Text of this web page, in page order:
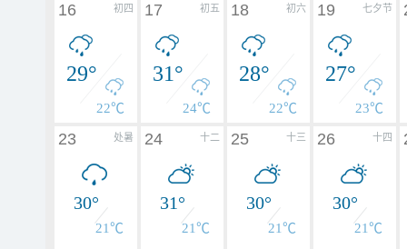
初四
16
29°
22℃
初五
17
31°
24℃
初六
18
28°
22℃
七夕节
19
27°
23℃
处暑
23
30°
21℃
十二
24
31°
21℃
十三
25
30°
21℃
十四
26
30°
21℃